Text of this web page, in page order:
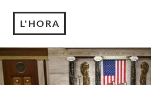
L'HORA